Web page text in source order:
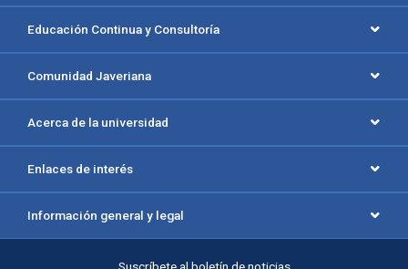
Educación Continua y Consultoría
Comunidad Javeriana
Acerca de la universidad
Enlaces de interés
Información general y legal
Suscríbete al boletín de noticias